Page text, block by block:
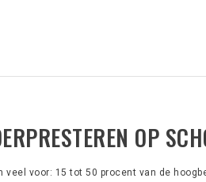
OP
voor: 15 tot 50 procent van de